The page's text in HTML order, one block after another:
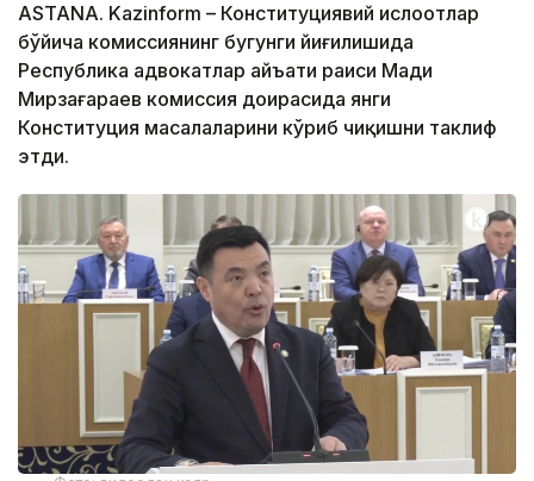
АSTANА. Kazinform – Конституциявий ислоҳотлар
бўйича комиссиянинг бугунги йиғилишида
Республика адвокатлар ҳайъати раиси Мади
Мирзағараев комиссия доирасида янги
Конституция масалаларини кўриб чиқишни таклиф
этди.